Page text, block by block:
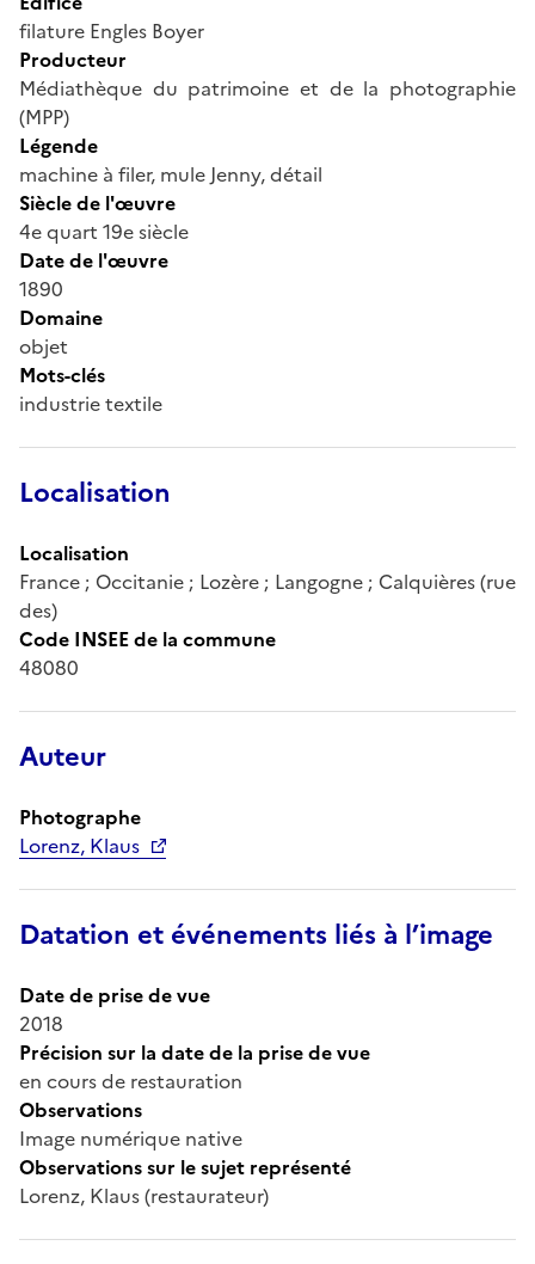
filature Engles Boyer
Producteur
Médiathèque du patrimoine et de la photographie
(MPP)
Légende
machine à filer, mule Jenny, détail
Siècle de l'œuvre
4e quart 19e siècle
Date de l'œuvre
1890
Domaine
objet
Mots-clés
industrie textile
Localisation
Localisation
France ; Occitanie ; Lozère ; Langogne ; Calquières (rue
des)
Code INSEE de la commune
48080
Auteur
Photographe
Lorenz, Klaus
Datation et événements liés à l’image
Date de prise de vue
2018
Précision sur la date de la prise de vue
en cours de restauration
Observations
Image numérique native
Observations sur le sujet représenté
Lorenz, Klaus (restaurateur)